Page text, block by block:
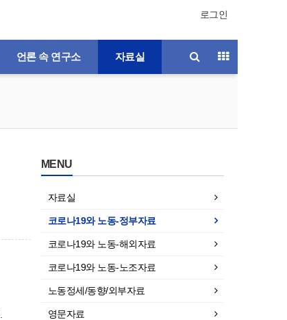
로그인
언론 속 연구소 자료실
MENU
자료실
코로나19와 노동-정부자료
코로나19와 노동-해외자료
코로나19와 노동-노조자료
노동정세/동향/외부자료
영문자료